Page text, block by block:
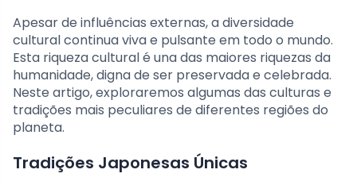
Apesar de influências externas, a diversidade
cultural continua viva e pulsante em todo o mundo.
Esta riqueza cultural é una das maiores riquezas da
humanidade, digna de ser preservada e celebrada.
Neste artigo, exploraremos algumas das culturas e
tradições mais peculiares de diferentes regiões do
planeta.
Tradições Japonesas Únicas